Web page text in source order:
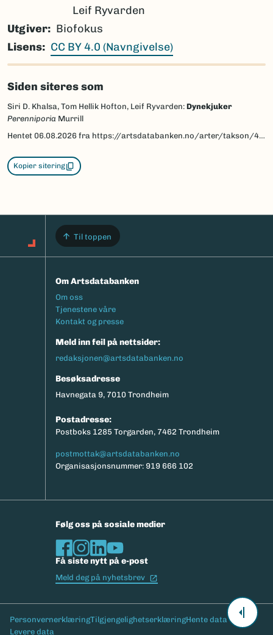
Leif Ryvarden
Utgiver
Biofokus
Lisens
CC BY 4.0 (Navngivelse)
Siden siteres som
Siri D. Khalsa, Tom Hellik Hofton, Leif Ryvarden: Dynekjuker
Perenniporia Murrill
Hentet 06.08.2026 fra https://artsdatabanken.no/arter/takson/40077/beskrivelse
Kopier sitering
Til toppen
Om Artsdatabanken
Footermeny
Om oss
Tjenestene våre
Kontakt og presse
Meld inn feil på nettsider:
redaksjonen@artsdatabanken.no
Besøksadresse
Havnegata 9, 7010 Trondheim
Postadresse:
Postboks 1285 Torgarden, 7462 Trondheim
postmottak@artsdatabanken.no
Organisasjonsnummer: 919 666 102
Følg oss på sosiale medier
Få siste nytt på e-post
Meld deg på nyhetsbrev
Bunntekst
PersonvernerklæringTilgjengelighetserklæringHente data
Levere data